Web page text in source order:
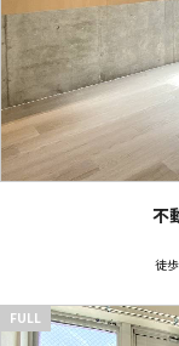
不
徒
FULL